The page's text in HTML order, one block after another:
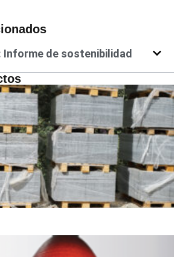
Informe de sostenibilidad